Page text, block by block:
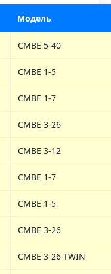
Модель
CMBE 5-40
CMBE 1-5
CMBE 1-7
CMBE 3-26
CMBE 3-12
CMBE 1-7
CMBE 1-5
CMBE 3-26
CMBE 3-26 TWIN